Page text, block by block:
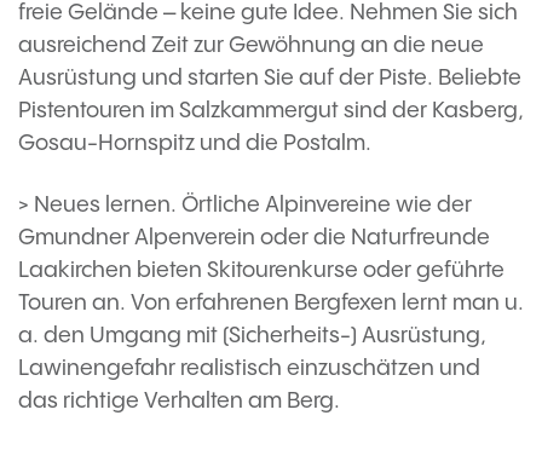
freie Gelände – keine gute Idee. Nehmen Sie sich
ausreichend Zeit zur Gewöhnung an die neue
Ausrüstung und starten Sie auf der Piste. Beliebte
Pistentouren im Salzkammergut sind der Kasberg,
Gosau-Hornspitz und die Postalm.
> Neues lernen. Örtliche Alpinvereine wie der
Gmundner Alpenverein oder die Naturfreunde
Laakirchen bieten Skitourenkurse oder geführte
Touren an. Von erfahrenen Bergfexen lernt man u.
a. den Umgang mit (Sicherheits-) Ausrüstung,
Lawinengefahr realistisch einzuschätzen und
das richtige Verhalten am Berg.